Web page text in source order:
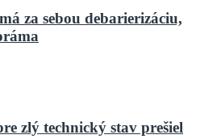
za sebou debarierizáciu,
zlý technický stav prešiel